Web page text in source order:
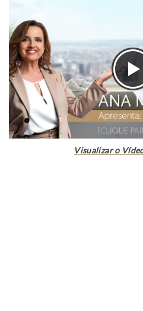
Visualizar o